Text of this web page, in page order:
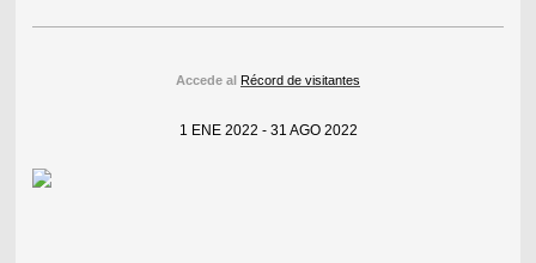
Accede al Récord de visitantes
1 ENE 2022 - 31 AGO 2022